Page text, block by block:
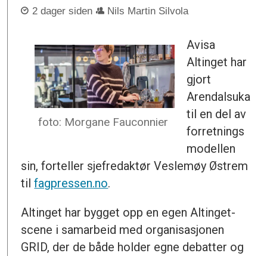
2 dager siden Nils Martin Silvola
foto: Morgane Fauconnier
Avisa
Altinget har
gjort
Arendalsuka
til en del av
forretnings
modellen
sin, forteller sjefredaktør Veslemøy Østrem
tilfagpressen.no.
Altinget har bygget opp en egen Altinget-
scene i samarbeid med organisasjonen
GRID, der de både holder egne debatter og